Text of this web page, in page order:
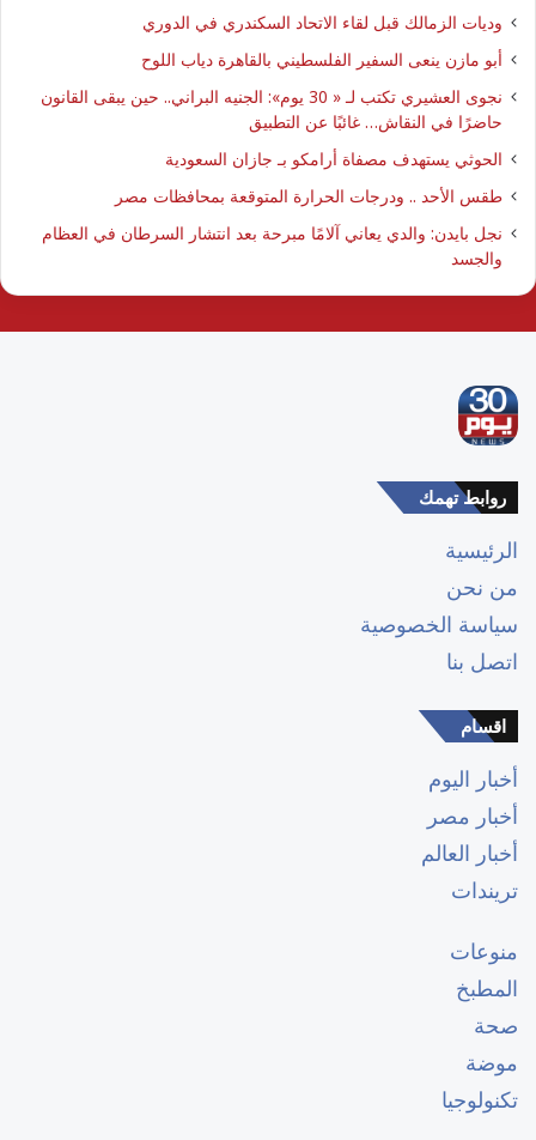
وديات الزمالك قبل لقاء الاتحاد السكندري في الدوري
أبو مازن ينعى السفير الفلسطيني بالقاهرة دياب اللوح
نجوى العشيري تكتب لـ « 30 يوم»: الجنيه البراني.. حين يبقى القانون
حاضرًا في النقاش… غائبًا عن التطبيق
الحوثي يستهدف مصفاة أرامكو بـ جازان السعودية
طقس الأحد .. ودرجات الحرارة المتوقعة بمحافظات مصر
نجل بايدن: والدي يعاني آلامًا مبرحة بعد انتشار السرطان في العظام
والجسد
روابط تهمك
الرئيسية
من نحن
سياسة الخصوصية
اتصل بنا
اقسام
أخبار اليوم
أخبار مصر
أخبار العالم
تريندات
منوعات
المطبخ
صحة
موضة
تكنولوجيا